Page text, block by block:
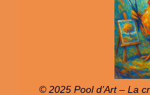
© 2025 Pool d’Art – La